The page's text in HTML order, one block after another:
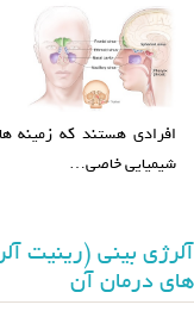
افرادی هستند که زمینه
شیمیایی خاصی…
آلرژی بینی (رینیت
های درمان آن